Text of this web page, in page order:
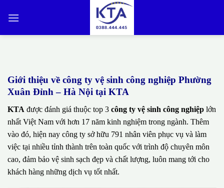
qua
Giới thiệu về công ty vệ sinh công nghiệp Phường
Xuân Đỉnh – Hà Nội tại KTA
KTA được đánh giá thuộc top 3 công ty vệ sinh công nghiệp lớn
nhất Việt Nam với hơn 17 năm kinh nghiệm trong ngành. Thêm
vào đó, hiện nay công ty sở hữu 791 nhân viên phục vụ và làm
việc tại nhiều tỉnh thành trên toàn quốc với trình độ chuyên môn
cao, đảm bảo vệ sinh sạch đẹp và chất lượng, luôn mang tới cho
khách hàng những dịch vụ tốt nhất.